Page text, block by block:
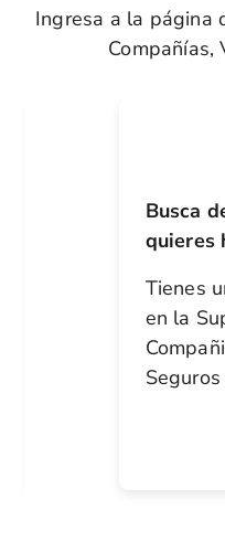
Ingresa a la página
Compañías,
Busca
quieres
Tienes
en la